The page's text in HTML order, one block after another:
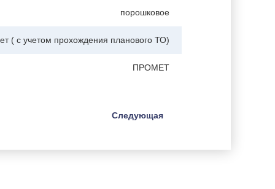
порошковое
( с учетом прохождения планового ТО)
ПРОМЕТ
Следующая